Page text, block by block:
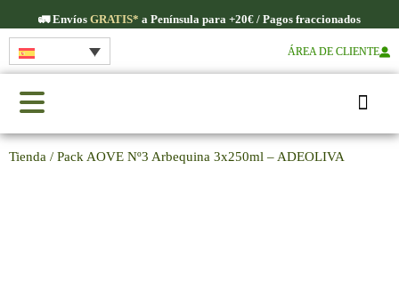
🚛​ Envíos GRATIS* a Península para +20€ / Pagos fraccionados
ÁREA DE CLIENTE
Tienda / Pack AOVE Nº3 Arbequina 3x250ml – ADEOLIVA